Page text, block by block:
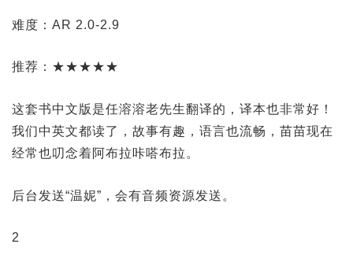
难度：AR 2.0-2.9
推荐：★★★★★
这套书中文版是任溶溶老先生翻译的，译本也非常好！
我们中英文都读了，故事有趣，语言也流畅，苗苗现在
经常也叨念着阿布拉咔嗒布拉。
后台发送“温妮”，会有音频资源发送。
2